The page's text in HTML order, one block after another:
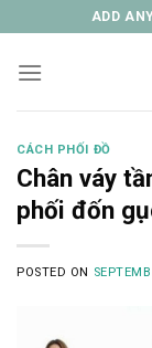
to
content
ADD
CÁCH PHỐI ĐỒ
Chân váy
phối đốn
POSTED ON